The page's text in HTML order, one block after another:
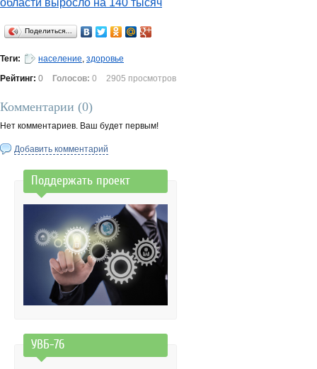
области выросло на 140 тысяч
Поделиться…
Теги: население, здоровье
Рейтинг: 0 Голосов: 0 2905 просмотров
Комментарии (0)
Нет комментариев. Ваш будет первым!
Добавить комментарий
Поддержать проект
УВБ-76